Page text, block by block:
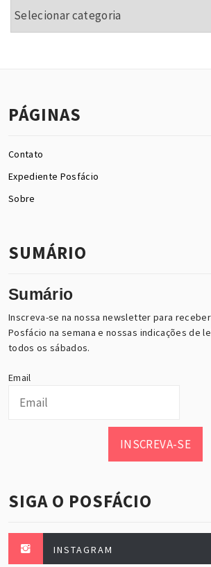
PÁGINAS
Contato
Expediente Posfácio
Sobre
SUMÁRIO
Sumário
Inscreva-se na nossa newsletter para
Posfácio na semana e nossas indicações de
todos os sábados.
Email
INSCREVA-SE
SIGA O POSFÁCIO
INSTAGRAM